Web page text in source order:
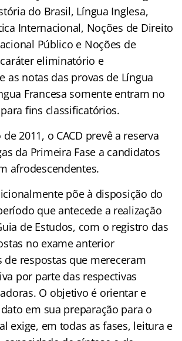
do Brasil, Língua Inglesa,
Internacional, Noções de Direito
Público e Noções de
eliminatório e
as notas das provas de Língua
Francesa somente entram no
fins classificatórios.
2011, o CACD prevê a reserva
da Primeira Fase a candidatos
afrodescendentes.
põe à disposição do
que antecede a realização
de Estudos, com o registro das
no exame anterior
de respostas que mereceram
por parte das respectivas
O objetivo é orientar e
em sua preparação para o
exige, em todas as fases, leitura e